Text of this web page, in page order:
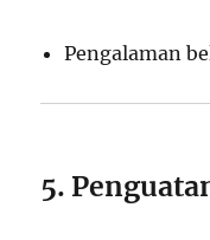
Pengalaman
5.